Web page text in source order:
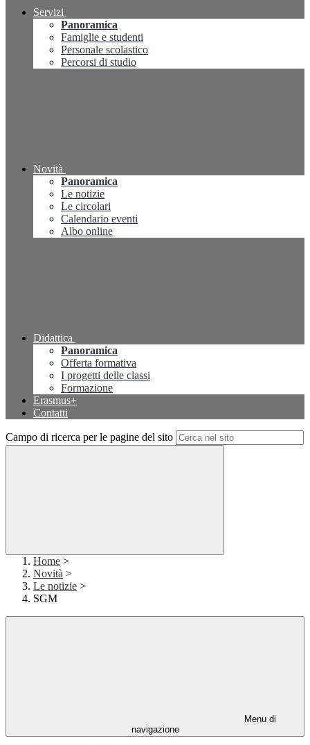
Servizi
Panoramica
Famiglie e studenti
Personale scolastico
Percorsi di studio
Novità
Panoramica
Le notizie
Le circolari
Calendario eventi
Albo online
Didattica
Panoramica
Offerta formativa
I progetti delle classi
Formazione
Erasmus+
Contatti
Campo di ricerca per le pagine del sito
Home >
Novità >
Le notizie >
SGM
Menu di
navigazione